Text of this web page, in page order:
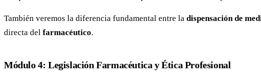
También veremos la diferencia fundamental entre la dispensación de
directa del farmacéutico.
Módulo 4: Legislación Farmacéutica y Ética Profesional